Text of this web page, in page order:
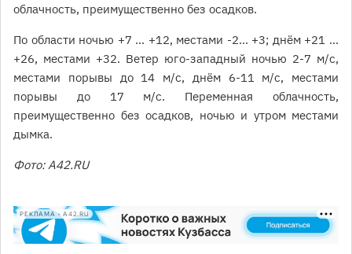
облачность, преимущественно без осадков.
По области ночью +7 … +12, местами -2… +3; днём +21 …
+26, местами +32. Ветер юго-западный ночью 2-7 м/с,
местами порывы до 14 м/с, днём 6-11 м/с, местами
порывы до 17 м/с. Переменная облачность,
преимущественно без осадков, ночью и утром местами
дымка.
Фото: A42.RU
РЕКЛАМА • A42.RU